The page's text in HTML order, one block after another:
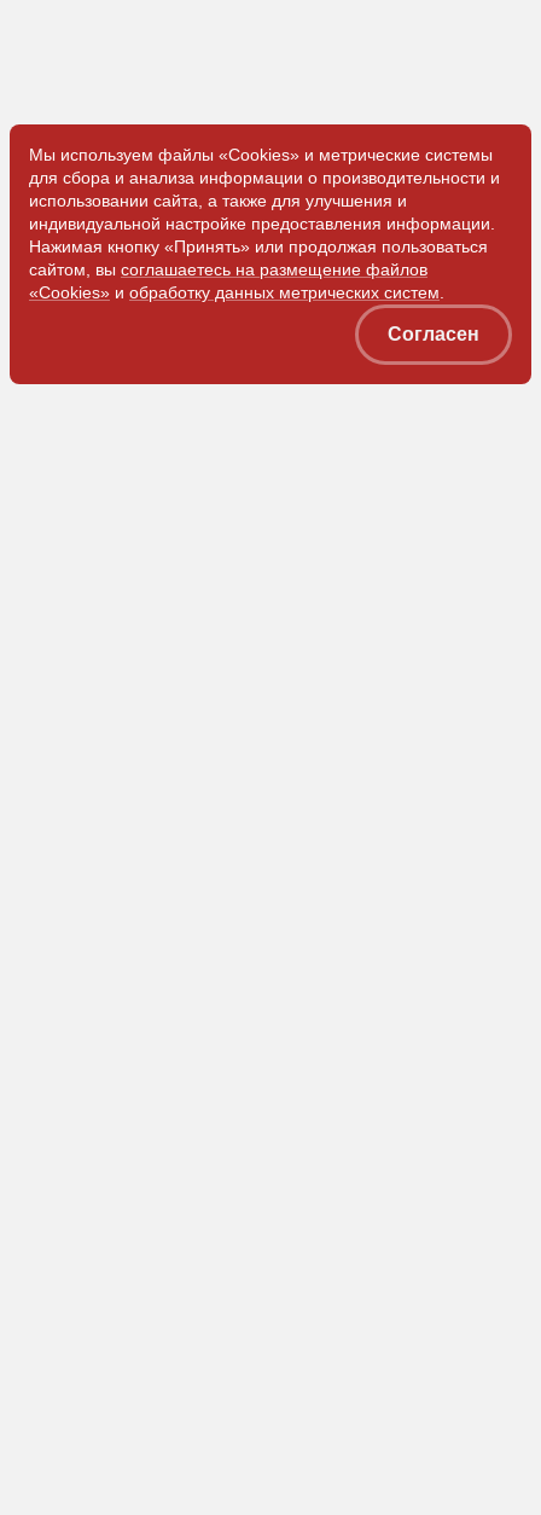
Мы используем файлы «Cookies» и метрические системы
для сбора и анализа информации о производительности и
использовании сайта, а также для улучшения и
индивидуальной настройке предоставления информации.
Нажимая кнопку «Принять» или продолжая пользоваться
сайтом, вы соглашаетесь на размещение файлов
«Cookies» и обработку данных метрических систем
Согласен